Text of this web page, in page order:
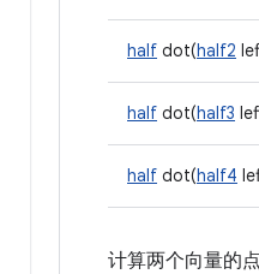
half dot(half2
half dot(half3
half dot(half4
计算两个向量的点